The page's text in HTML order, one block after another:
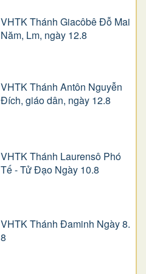
VHTK Thánh Giacôbê Ðỗ Mai
Năm, Lm, ngày 12.8
VHTK Thánh Antôn Nguyễn
Ðích, giáo dân, ngày 12.8
VHTK Thánh Laurensô Phó
Tế - Tử Đạo Ngày 10.8
VHTK Thánh Đaminh Ngày 8.
8